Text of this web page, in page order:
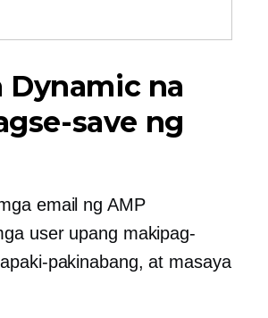
Dynamic na
save ng
email ng AMP
user upang makipag-
pakinabang, at masaya